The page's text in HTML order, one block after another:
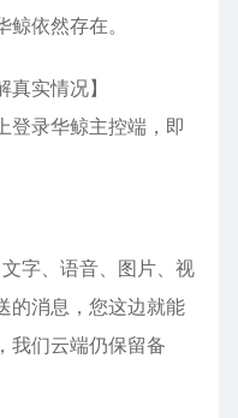
依然存在。
真实情况】
登录华鲸主控端，即
字、语音、图片、视
的消息，您这边就能
我们云端仍保留备